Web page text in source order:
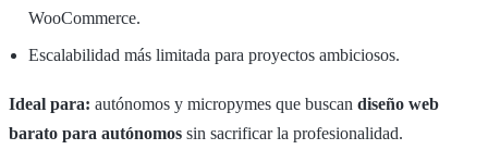
WooCommerce.
Escalabilidad más limitada para proyectos ambiciosos.
Ideal para: autónomos y micropymes que buscan diseño web
barato para autónomos sin sacrificar la profesionalidad.